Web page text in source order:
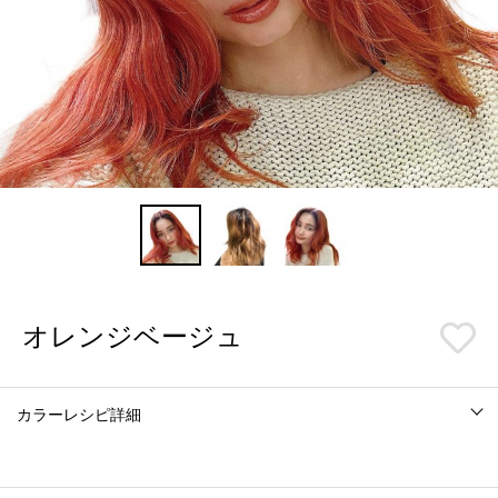
オレンジベージュ
カラーレシピ詳細